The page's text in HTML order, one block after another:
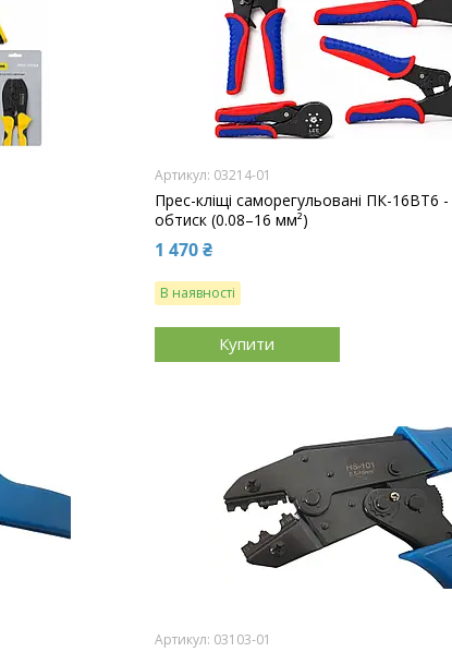
03214-01
Прес-кліщі саморегульовані ПК-16ВТ6
обтиск (0.08–16 мм²)
1 470 ₴
В наявності
Купити
03103-01